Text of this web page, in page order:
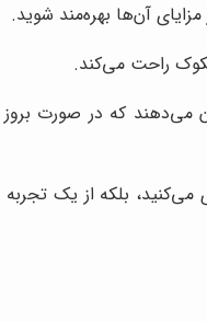
آن‌ها بهره‌مند شوید.
راحت می‌کند.
می‌دهند که در صورت
بلکه از یک